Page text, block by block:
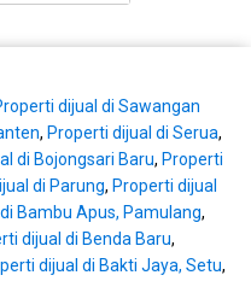
dijual di Sawangan
, Properti dijual di Serua,
di Bojongsari Baru, Properti
di Parung, Properti dijual
Bambu Apus, Pamulang,
dijual di Benda Baru,
dijual di Bakti Jaya, Setu,